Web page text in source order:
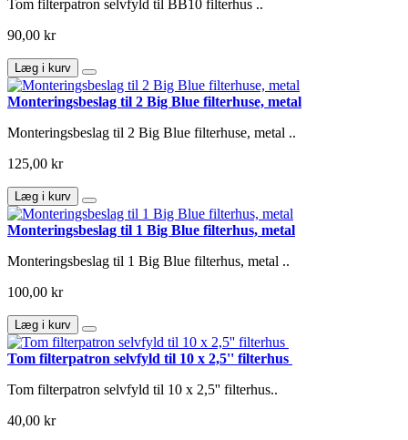
Tom filterpatron selvfyld til BB10 filterhus ..
90,00 kr
Læg i kurv
Monteringsbeslag til 2 Big Blue filterhuse, metal
Monteringsbeslag til 2 Big Blue filterhuse, metal ..
125,00 kr
Læg i kurv
Monteringsbeslag til 1 Big Blue filterhus, metal
Monteringsbeslag til 1 Big Blue filterhus, metal ..
100,00 kr
Læg i kurv
Tom filterpatron selvfyld til 10 x 2,5'' filterhus
Tom filterpatron selvfyld til 10 x 2,5'' filterhus..
40,00 kr